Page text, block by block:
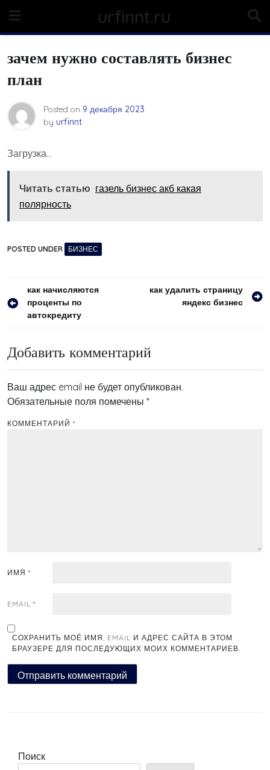
content
urfinnt.ru
зачем нужно составлять бизнес
план
Posted on 9 декабря 2023
by urfinnt
Загрузка…
Читать статью газель бизнес акб какая
полярность
POSTED UNDER БИЗНЕС
Навигация
по
как начисляются
проценты по
автокредиту
как удалить страницу
яндекс бизнес
Добавить комментарий
Ваш адрес email не будет опубликован.
Обязательные поля помечены *
КОММЕНТАРИЙ *
ИМЯ *
EMAIL *
СОХРАНИТЬ МОЁ ИМЯ, EMAIL И АДРЕС САЙТА В ЭТОМ
БРАУЗЕРЕ ДЛЯ ПОСЛЕДУЮЩИХ МОИХ КОММЕНТАРИЕВ.
Поиск